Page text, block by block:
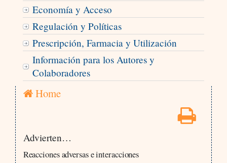
Economía y Acceso
Regulación y Políticas
Prescripción, Farmacia y Utilización
Información para los Autores y
Colaboradores
Home
Advierten…
Reacciones adversas e interacciones